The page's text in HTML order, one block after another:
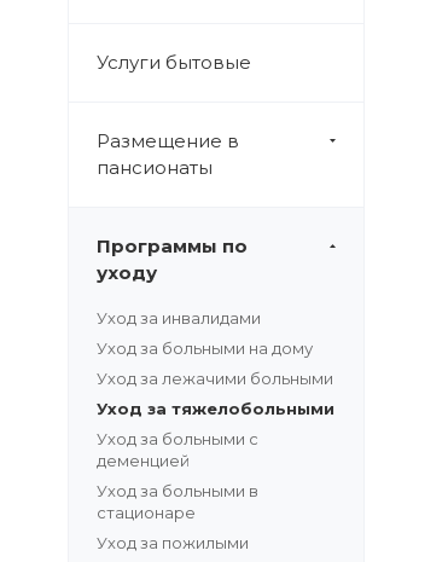
Услуги бытовые
Размещение в
пансионаты
Программы по
уходу
Уход за инвалидами
Уход за больными на дому
Уход за лежачими больными
Уход за тяжелобольными
Уход за больными с
деменцией
Уход за больными в
стационаре
Уход за пожилыми